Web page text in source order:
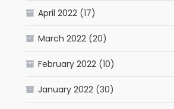
April 2022 (17)
March 2022 (20)
February 2022 (10)
January 2022 (30)